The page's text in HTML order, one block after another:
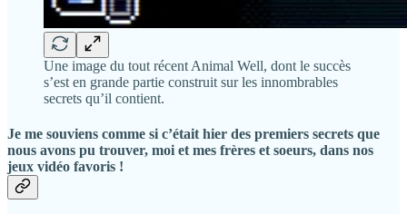
Une image du tout récent Animal Well, dont le succès
s’est en grande partie construit sur les innombrables
secrets qu’il contient.
Je me souviens comme si c’était hier des premiers secrets que
nous avons pu trouver, moi et mes frères et soeurs, dans nos
jeux vidéo favoris !